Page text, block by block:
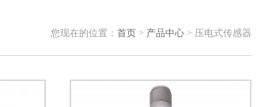
您现在的位置： 首页 > 产品中心 > 压电式传感器